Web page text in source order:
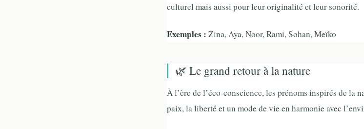
culturel mais aussi pour leur originalité et leur sonorité.
Exemples : Zina, Aya, Noor, Rami, Sohan, Meïko
🌿 Le grand retour à la nature
À l’ère de l’éco-conscience, les prénoms inspirés de la
paix, la liberté et un mode de vie en harmonie avec